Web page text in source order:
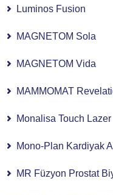
Luminos Fusion
MAGNETOM Sola
MAGNETOM Vida
MAMMOMAT
Monalisa Touch Lazer
Mono-Plan Kardiyak
MR Füzyon Prostat